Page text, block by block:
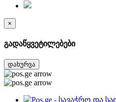
×
გადაწყვეტილებები
დახურვა